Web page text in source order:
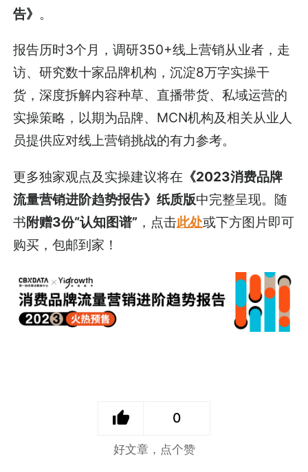
告》 。
报告历时3个月，调研350+线上营销从业者，走
访、研究数十家品牌机构，沉淀8万字实操干
货，深度拆解内容种草、直播带货、私域运营的
实操策略，以期为品牌、MCN机构及相关从业人
员提供应对线上营销挑战的有力参考。
更多独家观点及实操建议将在 《2023消费品牌
流量营销进阶趋势报告》纸质版中完整呈现。随
书附赠3份“认知图谱” ，点击此处或下方图片即可
购买，包邮到家！
0
好文章，点个赞